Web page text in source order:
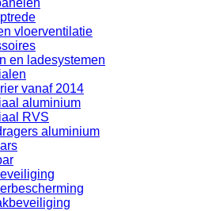
vloerventilatie
en ladesystemen
vanaf 2014
aluminium
RVS
aluminium